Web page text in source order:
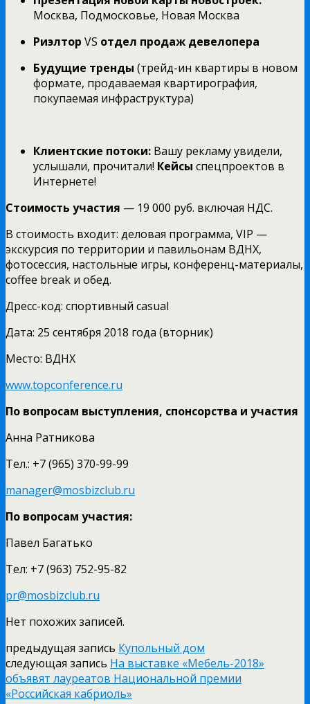
Москва, Подмосковье, Новая Москва
Риэлтор VS отдел продаж девелопера
Будущие тренды (трейд-ин квартиры в новом
формате, продаваемая квартирография,
покупаемая инфраструктура)
Клиентские потоки: Вашу рекламу увидели,
услышали, прочитали! Кейсы спецпроектов в
Интернете!
Стоимость участия — 19 000 руб. включая НДС.
В стоимость входит: деловая программа, VIP —
экскурсия по территории и павильонам ВДНХ,
фотосессия, настольные игры, конференц-материалы,
coffee break и обед.
Дресс-код: спортивный casual
Дата: 25 сентября 2018 года (вторник)
Место: ВДНХ
www.topconference.ru
По вопросам выступления, спонсорства и участия
Анна Ратникова
Тел.: +7 (965) 370-99-99
manager@mosbizclub.ru
По вопросам участия:
Павел Багатько
Тел: +7 (963) 752-95-82
pr@mosbizclub.ru
Нет похожих записей.
предыдущая запись Купольный дом
следующая запись На выставке «Мебель-2018»
объявят лауреатов Национальной премии
«Российская кабриоль»